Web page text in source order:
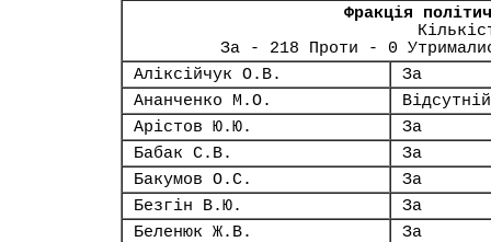
Фракція
За - 218 Проти - 0
Аліксійчук О.В.
За
Ананченко М.О.
Відсутній
Арістов Ю.Ю.
За
Бабак С.В.
За
Бакумов О.С.
За
Безгін В.Ю.
За
Беленюк Ж.В.
За